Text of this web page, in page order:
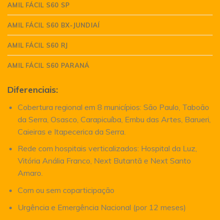
AMIL FÁCIL S60 SP
AMIL FÁCIL S60 BX-JUNDIAÍ
AMIL FÁCIL S60 RJ
AMIL FÁCIL S60 PARANÁ
Diferenciais:
Cobertura regional em 8 municípios: São Paulo, Taboão
da Serra, Osasco, Carapicuíba, Embu das Artes, Barueri,
Caieiras e Itapecerica da Serra.
Rede com hospitais verticalizados: Hospital da Luz,
Vitória Anália Franco, Next Butantã e Next Santo
Amaro.
Com ou sem coparticipação
Urgência e Emergência Nacional (por 12 meses)